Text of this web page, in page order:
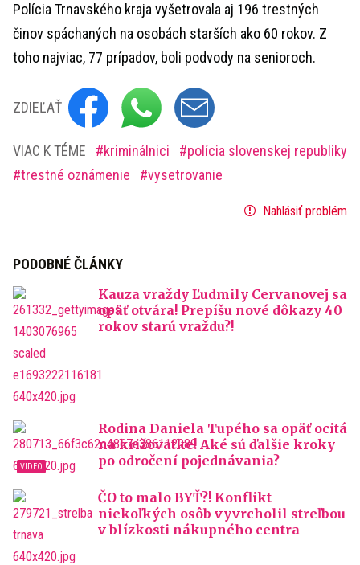
Polícia Trnavského kraja vyšetrovala aj 196 trestných
činov spáchaných na osobách starších ako 60 rokov. Z
toho najviac, 77 prípadov, boli podvody na senioroch.
ZDIEĽAŤ
VIAC K TÉME kriminálnici
polícia slovenskej republiky
trestné oznámenie
vysetrovanie
Nahlásiť problém
PODOBNÉ ČLÁNKY
Kauza vraždy Ľudmily Cervanovej sa
opäť otvára! Prepíšu nové dôkazy 40
rokov starú vraždu?!
Rodina Daniela Tupého sa opäť ocitá
na križovatke! Aké sú ďalšie kroky
po odročení pojednávania?
ČO to malo BYŤ?! Konflikt
niekoľkých osôb vyvrcholil streľbou
v blízkosti nákupného centra